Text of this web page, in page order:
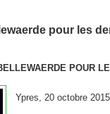
pour les
POUR
Ypres, 20 octobre 2015